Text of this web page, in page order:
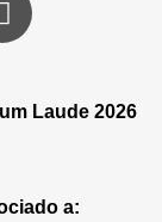
Laude 2026
a: